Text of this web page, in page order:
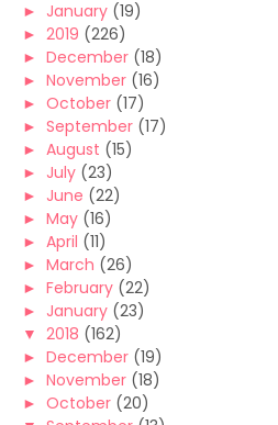
► January (19)
► 2019 (226)
► December (18)
► November (16)
► October (17)
► September (17)
► August (15)
► July (23)
► June (22)
► May (16)
► April (11)
► March (26)
► February (22)
► January (23)
▼ 2018 (162)
► December (19)
► November (18)
► October (20)